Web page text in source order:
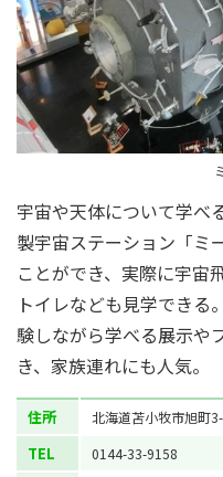
宇宙や天体について学べ
製宇宙ステーション「ミ
ことができ、実際に宇宙
トイレなども見学でき
験しながら学べる展示や
き、家族連れにも人気。
住所 北海道苫小牧市旭町
TEL 0144-33-9158